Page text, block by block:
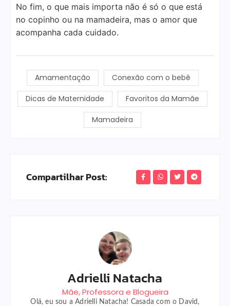
No fim, o que mais importa não é só o que está
no copinho ou na mamadeira, mas o amor que
acompanha cada cuidado.
Amamentação Conexão com o bebê
Dicas de Maternidade Favoritos da Mamãe
Mamadeira
Compartilhar Post:
Adrielli Natacha
Mãe, Professora e Blogueira
Olá, eu sou a Adrielli Natacha! Casada com o David,